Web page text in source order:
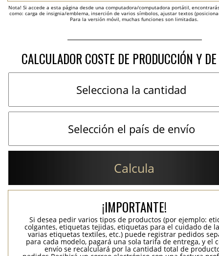
Nota! Si accede a esta página desde una computadora/computadora portátil,
como: carga de insignia/emblema, inserción de varios símbolos, ajustar textos
Para la versión móvil, muchas funciones son limitadas.
CALCULADOR COSTE DE PRODUCCIÓN Y
Calcula
¡IMPORTANTE!
Si desea pedir varios tipos de productos (por ejemplo:
colgantes, etiquetas tejidas, etiquetas para el cuidado de
varias etiquetas textiles, etc.) puede registrar pedidos
para cada modelo, pagará una sola tarifa de entrega, y el
envío se recalculará por la cantidad total de